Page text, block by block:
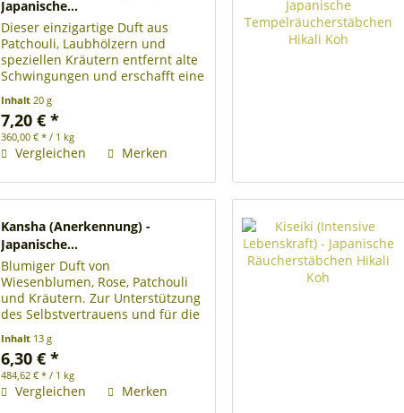
Japanische...
Dieser einzigartige Duft aus
Patchouli, Laubhölzern und
speziellen Kräutern entfernt alte
Schwingungen und erschafft eine
ca. 22 japanischen
Räucherstäbchen Länge der
Räucherstäbchen 22 cm
Brenndauer je...
Inhalt20 g
7,20 € *
360,00 € * / 1 kg
Vergleichen Merken
Kansha (Anerkennung) -
Japanische...
Blumiger Duft von
Wiesenblumen, Rose, Patchouli
und Kräutern. Zur Unterstützung
des Selbstvertrauens und für die
ca. 28 japanischen
Räucherstäbchen Länge der
Räucherstäbchen 13 cm
Brenndauer je...
Inhalt 13 g
6,30 € *
484,62 € * / 1 kg
Vergleichen Merken